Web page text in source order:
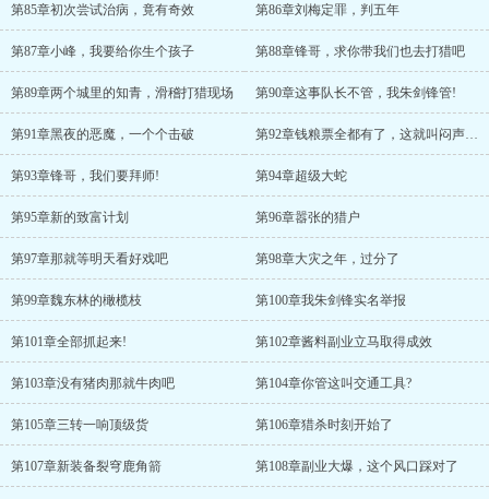
第85章初次尝试治病，竟有奇效 第86章刘梅定罪，判五年
第87章小峰，我要给你生个孩子 第88章锋哥，求你带我们也去打猎吧
第89章两个城里的知青，滑稽打猎现场 第90章这事队长不管，我朱剑锋管!
第91章黑夜的恶魔，一个个击破 第92章钱粮票全都有了，这就叫闷声发大财
第93章锋哥，我们要拜师! 第94章超级大蛇
第95章新的致富计划 第96章嚣张的猎户
第97章那就等明天看好戏吧 第98章大灾之年，过分了
第99章魏东林的橄榄枝 第100章我朱剑锋实名举报
第101章全部抓起来! 第102章酱料副业立马取得成效
第103章没有猪肉那就牛肉吧 第104章你管这叫交通工具?
第105章三转一响顶级货 第106章猎杀时刻开始了
第107章新装备裂穹鹿角箭 第108章副业大爆，这个风口踩对了